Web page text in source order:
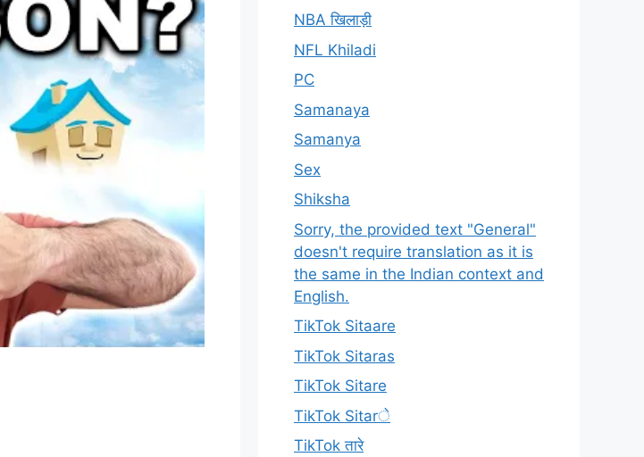
NBA खिलाड़ी
NFL Khiladi
PC
Samanaya
Samanya
Sex
Shiksha
Sorry, the provided text "General"
doesn't require translation as it is
the same in the Indian context and
English.
TikTok Sitaare
TikTok Sitaras
TikTok Sitare
TikTok Sitarे
TikTok तारे